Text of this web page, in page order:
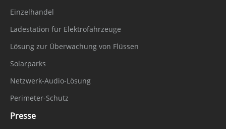
Einzelhandel
Ladestation für Elektrofahrzeuge
Lösung zur Überwachung von Flüssen
Solarparks
Netzwerk-Audio-Lösung
Perimeter-Schutz
Presse